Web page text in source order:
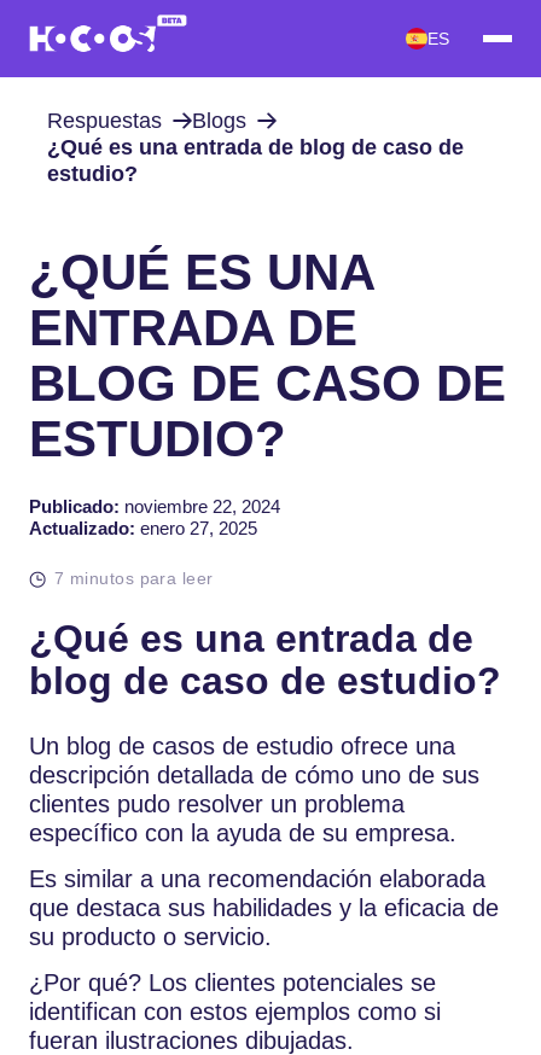
ES
Respuestas
Blogs
¿Qué es una entrada de blog de caso de
estudio?
¿QUÉ ES UNA
ENTRADA DE
BLOG DE CASO DE
ESTUDIO?
Publicado: noviembre 22, 2024
Actualizado: enero 27, 2025
7 minutos para leer
¿Qué es una entrada de
blog de caso de estudio?
Un blog de casos de estudio ofrece una
descripción detallada de cómo uno de sus
clientes pudo resolver un problema
específico con la ayuda de su empresa.
Es similar a una recomendación elaborada
que destaca sus habilidades y la eficacia de
su producto o servicio.
¿Por qué? Los clientes potenciales se
identifican con estos ejemplos como si
fueran ilustraciones dibujadas.